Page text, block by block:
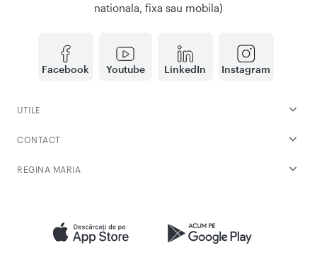
Facebook Youtube LinkedIn Instagram
nationala, fixa sau mobila)
UTILE
CONTACT
REGINA MARIA